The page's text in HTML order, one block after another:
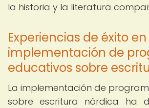
la historia y la literatura
Experiencias de éxito
implementación de
educativos sobre
La implementación de
sobre escritura nórdica ha